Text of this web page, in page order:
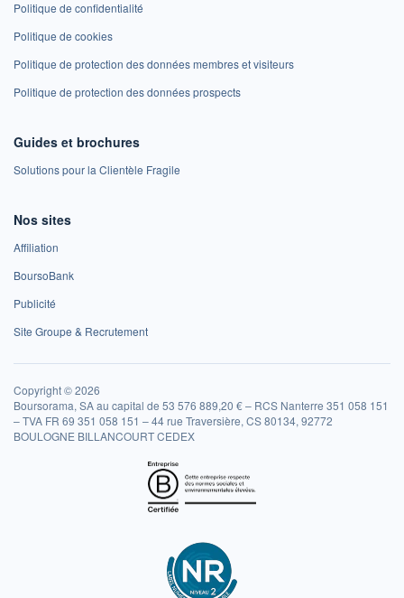
Politique de confidentialité
Politique de cookies
Politique de protection des données membres et visiteurs
Politique de protection des données prospects
Guides et brochures
Solutions pour la Clientèle Fragile
Nos sites
Affiliation
BoursoBank
Publicité
Site Groupe & Recrutement
Copyright © 2026
Boursorama, SA au capital de 53 576 889,20 € – RCS Nanterre 351 058 151
– TVA FR 69 351 058 151 – 44 rue Traversière, CS 80134, 92772
BOULOGNE BILLANCOURT CEDEX